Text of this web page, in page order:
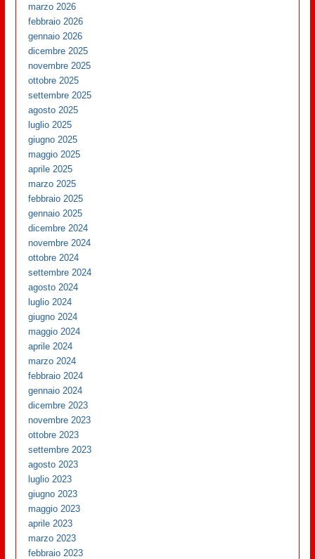
marzo 2026
febbraio 2026
gennaio 2026
dicembre 2025
novembre 2025
ottobre 2025
settembre 2025
agosto 2025
luglio 2025
giugno 2025
maggio 2025
aprile 2025
marzo 2025
febbraio 2025
gennaio 2025
dicembre 2024
novembre 2024
ottobre 2024
settembre 2024
agosto 2024
luglio 2024
giugno 2024
maggio 2024
aprile 2024
marzo 2024
febbraio 2024
gennaio 2024
dicembre 2023
novembre 2023
ottobre 2023
settembre 2023
agosto 2023
luglio 2023
giugno 2023
maggio 2023
aprile 2023
marzo 2023
febbraio 2023